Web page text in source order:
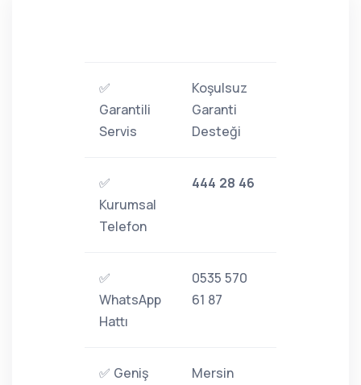
✅
Garantili
Servis
Koşulsuz
Garanti
Desteği
✅
Kurumsal
Telefon
444 28 46
✅
WhatsApp
Hattı
0535 570
61 87
✅ Geniş
Mersin